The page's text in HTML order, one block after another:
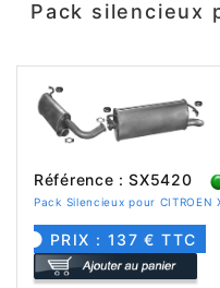
Pack silencieux
Référence : SX5420
Pack Silencieux pour
PRIX : 137 € TTC